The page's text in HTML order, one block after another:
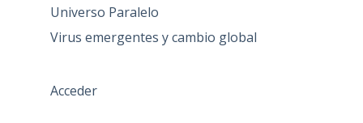
Universo Paralelo
Virus emergentes y cambio global
Acceder